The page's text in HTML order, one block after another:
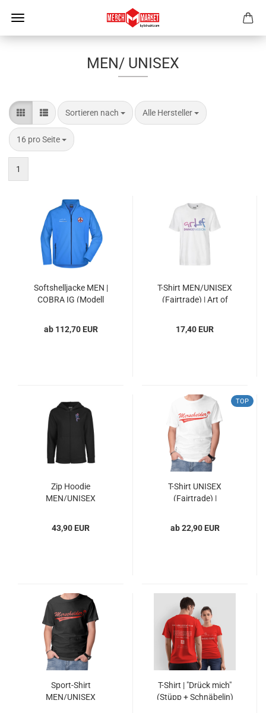
MEN/ UNISEX
Sortieren nach
Sortieren nach Alle Hersteller
pro Seite
16 pro Seite
pro Seite
1
Softshelljacke MEN |
COBRA IG (Modell
ab 112,70 EUR
T-Shirt MEN/UNISEX
(Fairtrade) | Art of
17,40 EUR
Zip Hoodie
MEN/UNISEX
43,90 EUR
TOP
T-Shirt UNISEX
(Fairtrade) |
ab 22,90 EUR
Sport-Shirt
MEN/UNISEX
T-Shirt | "Drück mich"
(Stüpp + Schnäbelin)